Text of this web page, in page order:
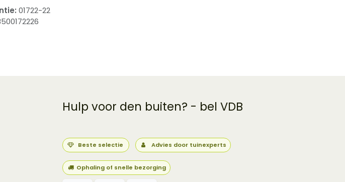
01722-22
Hulp voor den buiten? - bel VDB
Beste selectie Advies door tuinexperts
Ophaling of snelle bezorging